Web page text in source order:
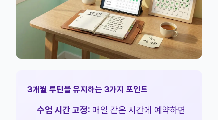
3개월 루틴을 유지하는 3가지 포인트
수업 시간 고정: 매일 같은 시간에 예약하면